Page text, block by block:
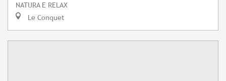
NATURA E RELAX
Le Conquet